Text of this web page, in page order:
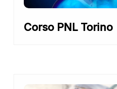
Corso PNL Torino